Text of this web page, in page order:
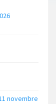
novembre